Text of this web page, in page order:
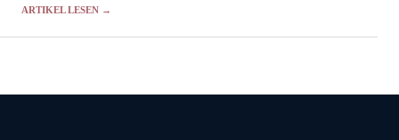
ARTIKEL LESEN →